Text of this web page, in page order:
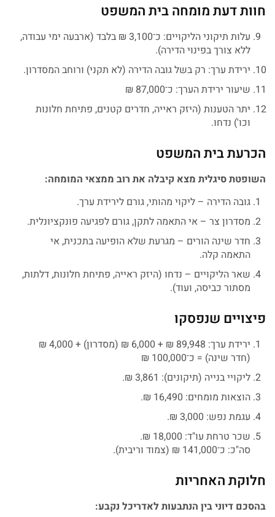
חוות דעת מומחה בית המשפט
עלות תיקוני הליקויים: כ־3,100 ₪ בלבד (ארבעה ימי עבודה,
ללא צורך בפינוי הדירה).
ירידת ערך: רק בשל גובה הדירה (לא תקני) ורוחב המסדרון.
שיעור ירידת הערך: כ־87,000 ₪
יתר הטענות (היזק ראייה, חדרים קטנים, פתיחת חלונות
וכו') נדחו.
הכרעת בית המשפט
השופטת סיגלית מצא קיבלה את רוב ממצאי המומחה:
גובה הדירה – ליקוי מהותי, גורם לירידת ערך.
מסדרון צר – אי התאמה לתקן, גורם לפגיעה פונקציונלית.
חדר שינה הורים – מגרעת שלא הופיעה בתכנית, אי
התאמה קלה.
שאר הליקויים – נדחו (היזק ראייה, פתיחת חלונות, דלתות,
מסתור כביסה, ועוד).
פיצויים שנפסקו
ירידת ערך: 89,948 ₪ + 6,000 ₪ (מסדרון) + 4,000 ₪
(חדר שינה) = כ־100,000 ₪
ליקויי בנייה (תיקונים): 3,861 ₪.
הוצאות מומחים: 16,490 ₪.
עגמת נפש: 3,000 ₪.
שכר טרחת עו"ד: 18,000 ₪.
סה"כ: כ־141,000 ₪ (צמוד וריבית).
חלוקת האחריות
בהסכם דיוני בין הנתבעות לאדריכל נקבע: